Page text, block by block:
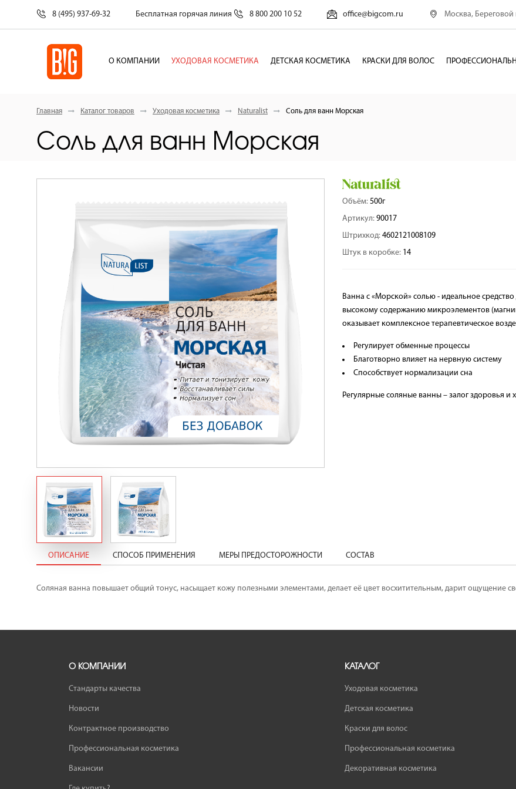
8 (495) 937-69-32 Бесплатная горячая линия 8 800 200 10 52 office@bigcom.ru Москва, Береговой
О КОМПАНИИ УХОДОВАЯ КОСМЕТИКА ДЕТСКАЯ КОСМЕТИКА КРАСКИ ДЛЯ ВОЛОС
Главная Каталог товаров Уходовая косметика Naturalist Соль для ванн Морская
Соль для ванн Морская
Объём: 500г
Артикул: 90017
Штрихкод: 4602121008109
Штук в коробке: 14
Ванна с «Морской» солью - идеальное
высокому содержанию микроэлементов
оказывает комплексное терапевтическое
Регулирует обменные процессы
Благотворно влияет на нервную систему
Способствует нормализации сна
Регулярные соляные ванны – залог здоровья и
ОПИСАНИЕ СПОСОБ ПРИМЕНЕНИЯ МЕРЫ ПРЕДОСТОРОЖНОСТИ СОСТАВ
Соляная ванна повышает общий тонус, насыщает кожу полезными элементами, делает её цвет восхитительным, дарит ощущение
О КОМПАНИИ
Стандарты качества
Новости
Контрактное производство
Профессиональная косметика
Вакансии
КАТАЛОГ
Уходовая косметика
Детская косметика
Краски для волос
Профессиональная косметика
Декоративная косметика